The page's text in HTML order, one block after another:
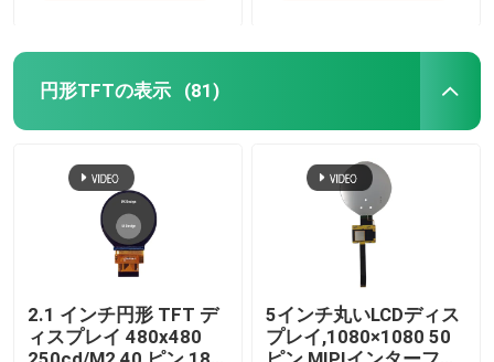
円形TFTの表示 (81)
2.1 インチ円形 TFT デ
ィスプレイ 480x480
5インチ丸いLCDディス
プレイ,1080×1080 50